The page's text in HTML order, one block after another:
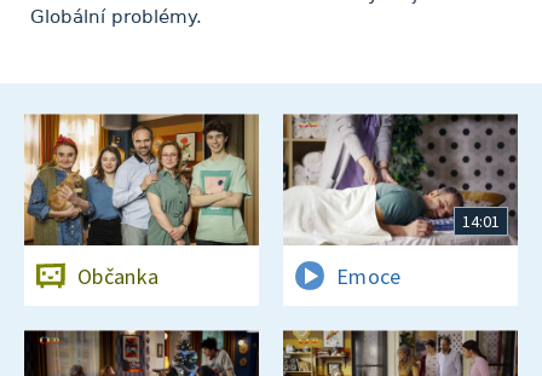
Globální problémy.
Občanka
14:01
Emoce